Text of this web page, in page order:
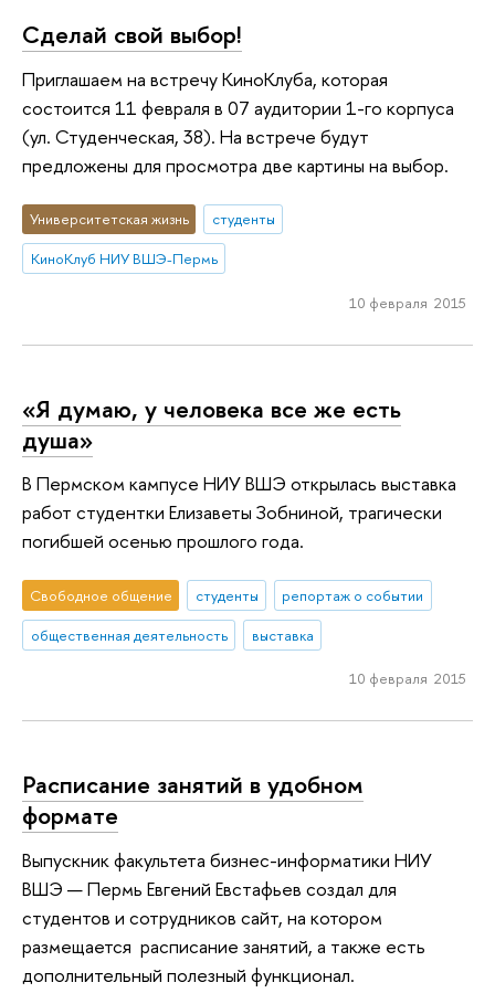
Сделай свой выбор!
Приглашаем на встречу КиноКлуба, которая
состоится 11 февраля в 07 аудитории 1-го корпуса
(ул. Студенческая, 38). На встрече будут
предложены для просмотра две картины на выбор.
Университетская жизнь
студенты
КиноКлуб НИУ ВШЭ-Пермь
10 февраля 2015
«Я думаю, у человека все же есть
душа»
В Пермском кампусе НИУ ВШЭ открылась выставка
работ студентки Елизаветы Зобниной, трагически
погибшей осенью прошлого года.
Свободное общение студенты
репортаж о событии
общественная деятельность
выставка
10 февраля 2015
Расписание занятий в удобном
формате
Выпускник факультета бизнес-информатики НИУ
ВШЭ — Пермь Евгений Евстафьев создал для
студентов и сотрудников сайт, на котором
размещается расписание занятий, а также есть
дополнительный полезный функционал.